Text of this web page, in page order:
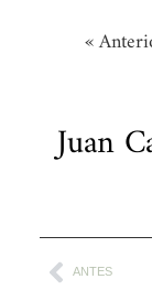
«
Juan
ANTES